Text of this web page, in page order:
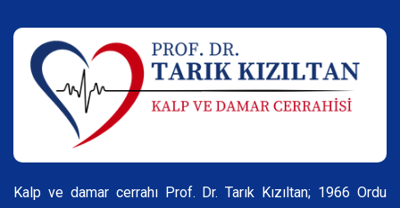
Kalp ve damar cerrahı Prof. Dr. Tarık Kızıltan; 1966 Ordu